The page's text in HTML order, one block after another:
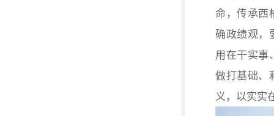
命，传承西
确政绩观，
用在干实事
做打基础、
义，以实实